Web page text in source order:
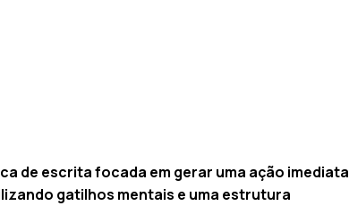
de escrita focada em gerar uma ação imediata
gatilhos mentais e uma estrutura